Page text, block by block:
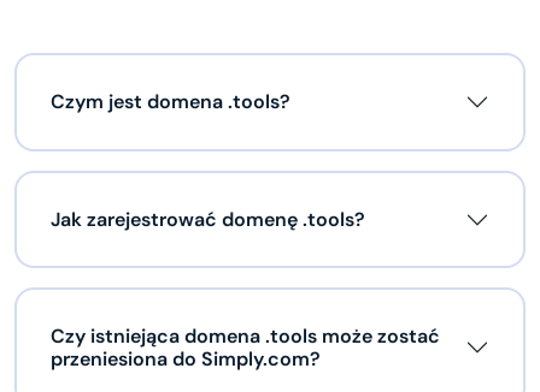
Czym jest domena .tools?
Jak zarejestrować domenę .tools?
Czy istniejąca domena .tools może zostać
przeniesiona do Simply.com?